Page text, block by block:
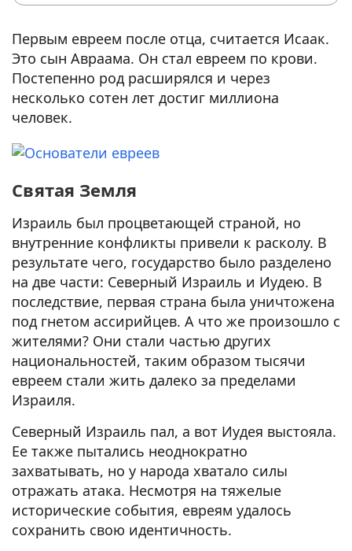
Первым евреем после отца, считается Исаак.
Это сын Авраама. Он стал евреем по крови.
Постепенно род расширялся и через
несколько сотен лет достиг миллиона
человек.
Святая Земля
Израиль был процветающей страной, но
внутренние конфликты привели к расколу. В
результате чего, государство было разделено
на две части: Северный Израиль и Иудею. В
последствие, первая страна была уничтожена
под гнетом ассирийцев. А что же произошло с
жителями? Они стали частью других
национальностей, таким образом тысячи
евреем стали жить далеко за пределами
Израиля.
Северный Израиль пал, а вот Иудея выстояла.
Ее также пытались неоднократно
захватывать, но у народа хватало силы
отражать атака. Несмотря на тяжелые
исторические события, евреям удалось
сохранить свою идентичность.